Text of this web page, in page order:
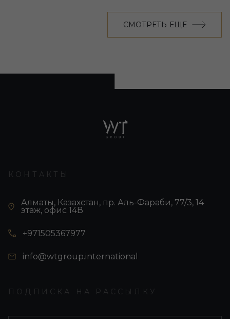
СМОТРЕТЬ ЕЩЕ
КОНТАКТЫ
Алматы, Казахстан, пр. Аль-Фараби, 77/3, 14
этаж, офис 14В
+971505367977
info@wtgroup.international
ПОДПИСКА НА РАССЫЛКУ